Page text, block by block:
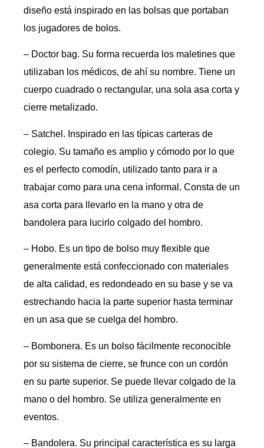
diseño está inspirado en las bolsas que portaban
los jugadores de bolos.
– Doctor bag. Su forma recuerda los maletines que
utilizaban los médicos, de ahí su nombre. Tiene un
cuerpo cuadrado o rectangular, una sola asa corta y
cierre metalizado.
– Satchel. Inspirado en las típicas carteras de
colegio. Su tamaño es amplio y cómodo por lo que
es el perfecto comodín, utilizado tanto para ir a
trabajar como para una cena informal. Consta de un
asa corta para llevarlo en la mano y otra de
bandolera para lucirlo colgado del hombro.
– Hobo. Es un tipo de bolso muy flexible que
generalmente está confeccionado con materiales
de alta calidad, es redondeado en su base y se va
estrechando hacia la parte superior hasta terminar
en un asa que se cuelga del hombro.
– Bombonera. Es un bolso fácilmente reconocible
por su sistema de cierre, se frunce con un cordón
en su parte superior. Se puede llevar colgado de la
mano o del hombro. Se utiliza generalmente en
eventos.
– Bandolera. Su principal característica es su larga